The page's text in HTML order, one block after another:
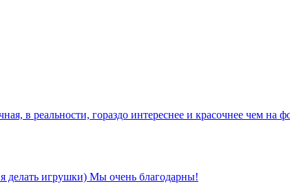
в реальности, гораздо интереснее и красочнее чем на
делать игрушки) Мы очень благодарны!